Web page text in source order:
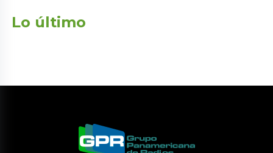
Lo último